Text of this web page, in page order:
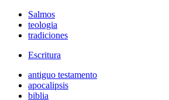
Salmos
teologia
tradiciones
Escritura
antiguo testamento
apocalipsis
biblia